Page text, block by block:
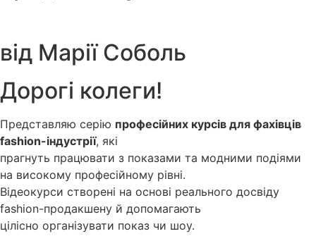
від Марії Соболь
Дорогі колеги!
Представляю серію професійних курсів для фахівців
fashion-індустрії, які
прагнуть працювати з показами та модними подіями
на високому професійному рівні.
Відеокурси створені на основі реального досвіду
fashion-продакшену й допомагають
цілісно організувати показ чи шоу.